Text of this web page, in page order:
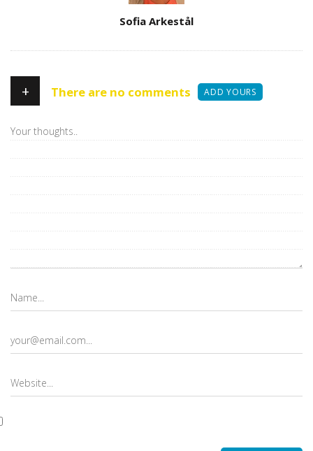
Sofia Arkestål
+ There are no comments ADD YOURS